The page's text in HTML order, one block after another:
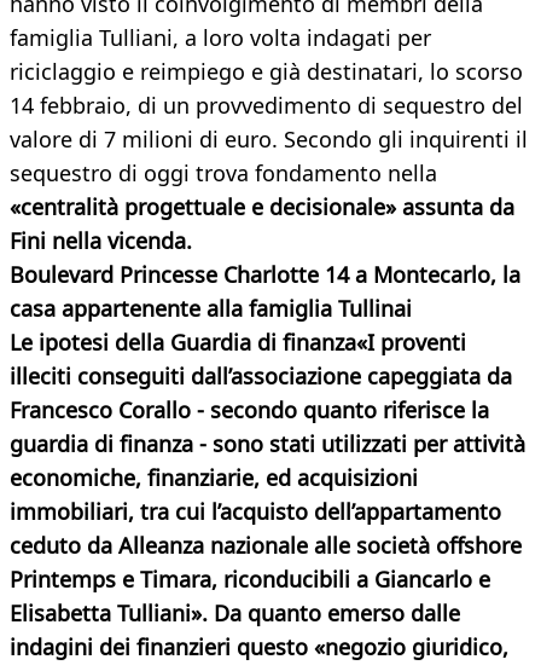
famiglia Tulliani, a loro volta indagati per
riciclaggio e reimpiego e già destinatari, lo scorso
14 febbraio, di un provvedimento di sequestro del
valore di 7 milioni di euro. Secondo gli inquirenti il
sequestro di oggi trova fondamento nella
«centralità progettuale e decisionale» assunta da
Fini nella vicenda.
Boulevard Princesse Charlotte 14 a Montecarlo, la
casa appartenente alla famiglia Tullinai
Le ipotesi della Guardia di finanza«I proventi
illeciti conseguiti dall’associazione capeggiata da
Francesco Corallo - secondo quanto riferisce la
guardia di finanza - sono stati utilizzati per attività
economiche, finanziarie, ed acquisizioni
immobiliari, tra cui l’acquisto dell’appartamento
ceduto da Alleanza nazionale alle società offshore
Printemps e Timara, riconducibili a Giancarlo e
Elisabetta Tulliani». Da quanto emerso dalle
indagini dei finanzieri questo «negozio giuridico,